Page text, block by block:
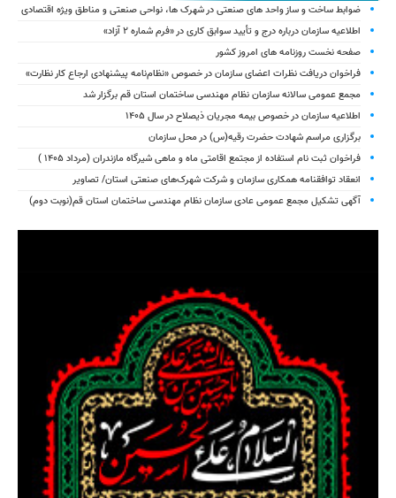
ضوابط ساخت و ساز واحد های صنعتی در شهرک ها، نواحی صنعتی و مناطق ویژه اقتصادی
اطلاعیه سازمان درباره درج و تأیید سوابق کاری در «فرم شماره ۲ آزاد»
صفحه نخست روزنامه های امروز کشور
فراخوان دریافت نظرات اعضای سازمان در خصوص «نظام‌نامه پیشنهادی ارجاع کار نظارت»
مجمع عمومی سالانه سازمان نظام مهندسی ساختمان استان قم برگزار شد
اطلاعیه سازمان در خصوص بیمه مجریان ذیصلاح در سال ۱۴۰۵
برگزاری مراسم شهادت حضرت رقیه(س) در محل سازمان
فراخوان ثبت نام استفاده از مجتمع اقامتی ماه و ماهی شیرگاه مازندران (مرداد ۱۴۰۵ )
انعقاد توافقنامه همکاری سازمان و شرکت شهرک‌های صنعتی استان/ تصاویر
آگهی تشکیل مجمع عمومی عادی سازمان نظام مهندسی ساختمان استان قم(نوبت دوم)